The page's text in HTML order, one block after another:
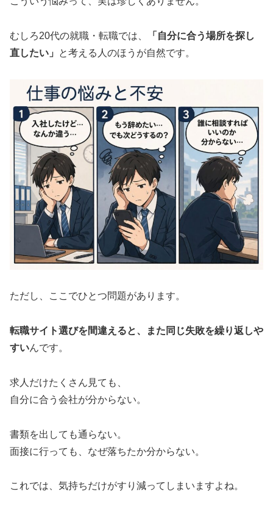
むしろ20代の就職・転職では、
「自分に合う場所を探し
直したい」
と考える人のほうが自然です。
ただし、ここでひとつ問題があります。
転職サイト選びを間違えると、また同じ失敗を繰り返しや
すいんです。
求人だけたくさん見ても、
自分に合う会社が分からない。
書類を出しても通らない。
面接に行っても、なぜ落ちたか分からない。
これでは、気持ちだけがすり減ってしまいますよね。